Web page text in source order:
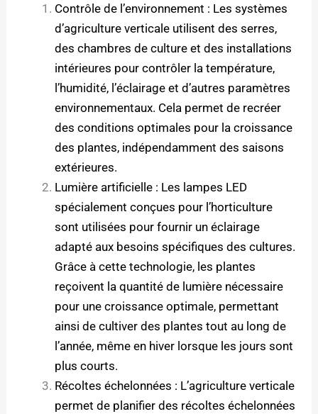
Contrôle de l’environnement : Les systèmes
d’agriculture verticale utilisent des serres,
des chambres de culture et des installations
intérieures pour contrôler la température,
l’humidité, l’éclairage et d’autres paramètres
environnementaux. Cela permet de recréer
des conditions optimales pour la croissance
des plantes, indépendamment des saisons
extérieures.
Lumière artificielle : Les lampes LED
spécialement conçues pour l’horticulture
sont utilisées pour fournir un éclairage
adapté aux besoins spécifiques des cultures.
Grâce à cette technologie, les plantes
reçoivent la quantité de lumière nécessaire
pour une croissance optimale, permettant
ainsi de cultiver des plantes tout au long de
l’année, même en hiver lorsque les jours sont
plus courts.
Récoltes échelonnées : L’agriculture verticale
permet de planifier des récoltes échelonnées